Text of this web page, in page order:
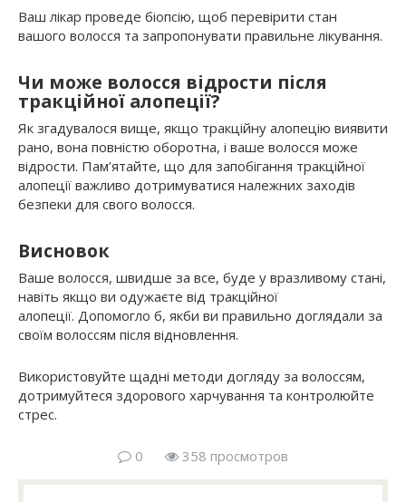
Ваш лікар проведе біопсію, щоб перевірити стан
вашого волосся та запропонувати правильне лікування.
Чи може волосся відрости після
тракційної алопеції?
Як згадувалося вище, якщо тракційну алопецію виявити
рано, вона повністю оборотна, і ваше волосся може
відрости. Пам’ятайте, що для запобігання тракційної
алопеції важливо дотримуватися належних заходів
безпеки для свого волосся.
Висновок
Ваше волосся, швидше за все, буде у вразливому стані,
навіть якщо ви одужаєте від тракційної
алопеції. Допомогло б, якби ви правильно доглядали за
своїм волоссям після відновлення.
Використовуйте щадні методи догляду за волоссям,
дотримуйтеся здорового харчування та контролюйте
стрес.
0 358 просмотров